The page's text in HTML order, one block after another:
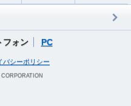
フォン PC
バシーポリシー